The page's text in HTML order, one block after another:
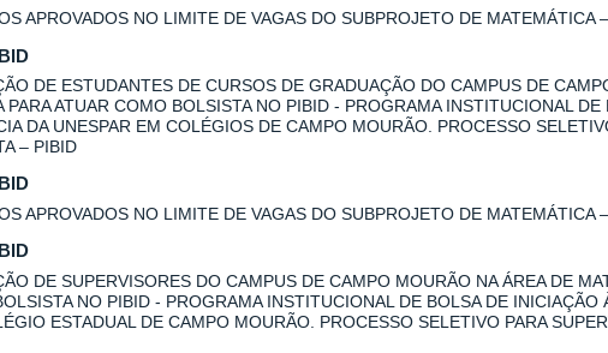
APROVADOS NO LIMITE DE VAGAS DO SUBPROJETO DE MATEMÁTICA
DE ESTUDANTES DE CURSOS DE GRADUAÇÃO DO CAMPUS DE
PARA ATUAR COMO BOLSISTA NO PIBID - PROGRAMA INSTITUCIONAL DE
DA UNESPAR EM COLÉGIOS DE CAMPO MOURÃO. PROCESSO
– PIBID
APROVADOS NO LIMITE DE VAGAS DO SUBPROJETO DE MATEMÁTICA
DE SUPERVISORES DO CAMPUS DE CAMPO MOURÃO NA ÁREA DE
NO PIBID - PROGRAMA INSTITUCIONAL DE BOLSA DE INICIAÇÃO
ESTADUAL DE CAMPO MOURÃO. PROCESSO SELETIVO PARA